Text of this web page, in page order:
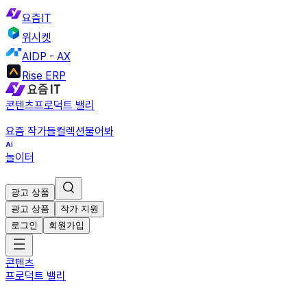
요즘IT
위시켓
AIDP - AX
Rise ERP
콘텐츠프로덕트 밸리
요즘 작가들컬렉션물어봐
놀이터
광고 상품
광고 상품
작가 지원
로그인
회원가입
콘텐츠
프로덕트 밸리